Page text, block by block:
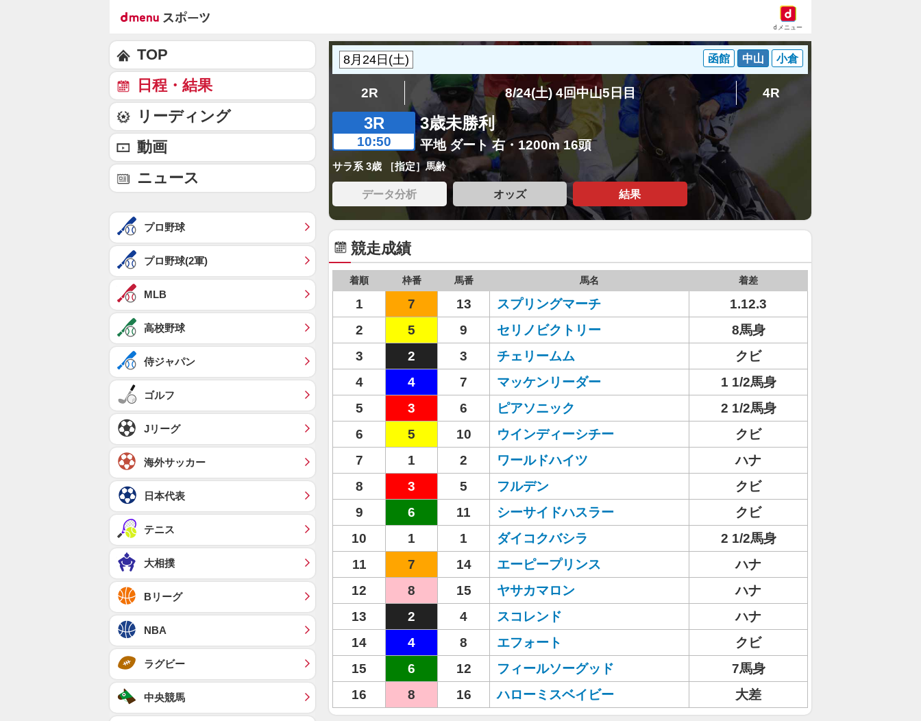
dメニュー
函館 中山 小倉
2R 8/24(土) 4回中山5日目 4R
3R
10:50
3歳未勝利
平地 ダート 右・1200m 16頭
サラ系 3歳 ［指定］馬齢
データ分析 オッズ 結果
競走成績
着順 枠番 馬番 馬名 着差
1 7 13 スプリングマーチ
1.12.3
2
5 9 セリノビクトリー
8馬身
3
2 3 チェリームム
クビ
4
4 7 マッケンリーダー
1 1/2馬身
5
3 6 ピアソニック
2 1/2馬身
6
5 10 ウインディーシチー
クビ
7
1 2 ワールドハイツ
ハナ
8
3 5 フルデン
クビ
9
6 11 シーサイドハスラー
クビ
10
1 1 ダイコクバシラ
2 1/2馬身
11
7 14 エーピープリンス
ハナ
12
8 15 ヤサカマロン
ハナ
13
2 4 スコレンド
ハナ
14
4 8 エフォート
クビ
15
6 12 フィールソーグッド
7馬身
16
8 16 ハローミスベイビー 大差
TOP
日程・結果
リーディング
動画
ニュース
プロ野球
プロ野球(2軍)
MLB
高校野球
侍ジャパン
ゴルフ
Jリーグ
海外サッカー
日本代表
テニス
大相撲
Bリーグ
NBA
ラグビー
中央競馬